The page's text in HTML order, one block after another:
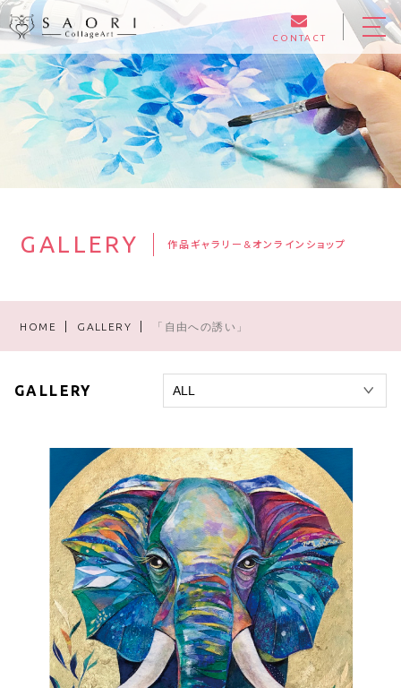
CONTACT
GALLERY 作品ギャラリー&オンラインショップ
HOME GALLERY 「自由への誘い」
GALLERY
HOME
ABOUT
EXHIBITION
ONLINE SHOP